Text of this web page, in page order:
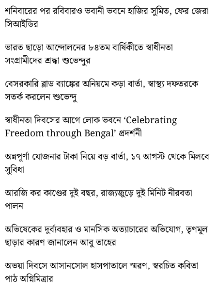
শনিবারের পর রবিবারও ভবানী ভবনে হাজির সুমিত, ফের জেরা
সিআইডির
ভারত ছাড়ো আন্দোলনের ৮৪তম বার্ষিকীতে স্বাধীনতা
সংগ্রামীদের শ্রদ্ধা শুভেন্দুর
বেসরকারি ব্লাড ব্যাঙ্কের অনিয়মে কড়া বার্তা, স্বাস্থ্য দফতরকে
সতর্ক করলেন শুভেন্দু
স্বাধীনতা দিবসের আগে লোক ভবনে ‘Celebrating
Freedom through Bengal’ প্রদর্শনী
অন্নপূর্ণা যোজনার টাকা নিয়ে বড় বার্তা, ১৭ আগস্ট থেকে মিলবে
সুবিধা
আরজি কর কাণ্ডের দুই বছর, রাজ্যজুড়ে দুই মিনিট নীরবতা
পালন
অভিষেকের দুর্ব্যবহার ও মানসিক অত্যাচারের অভিযোগ, তৃণমূল
ছাড়ার কারণ জানালেন আবু তাহের
অভয়া দিবসে আসানসোল হাসপাতালে স্মরণ, স্বরচিত কবিতা
পাঠ অগ্নিমিত্রার